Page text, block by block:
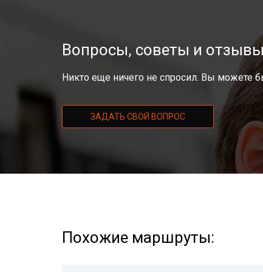
Вопросы, советы и
Никто еще ничего не спросил. Вы можете
ЗАДАТЬ СВОЙ ВОПРОС
Похожие маршруты: